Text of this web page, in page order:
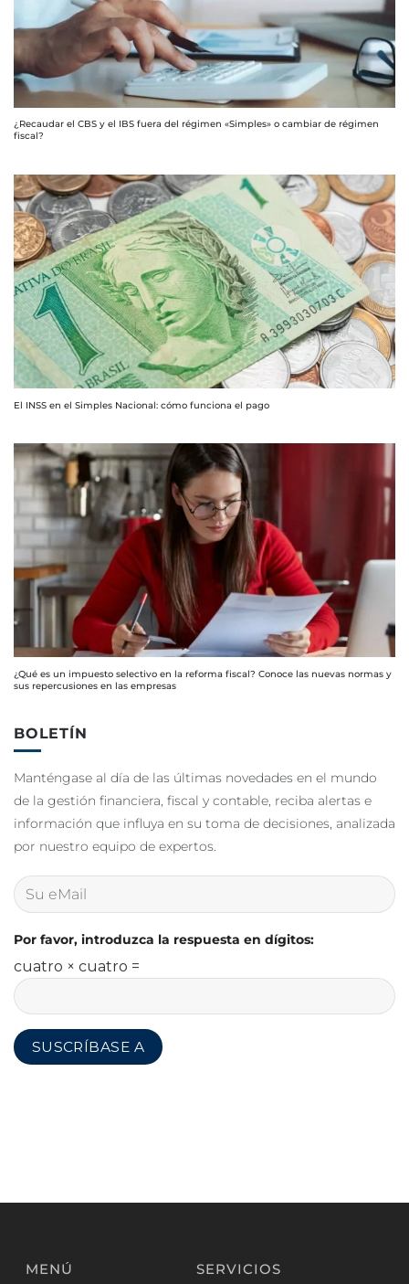
¿Recaudar el CBS y el IBS fuera del régimen «Simples» o cambiar de régimen
fiscal?
El INSS en el Simples Nacional: cómo funciona el pago
¿Qué es un impuesto selectivo en la reforma fiscal? Conoce las nuevas normas y
sus repercusiones en las empresas
BOLETÍN
Manténgase al día de las últimas novedades en el mundo
de la gestión financiera, fiscal y contable, reciba alertas e
información que influya en su toma de decisiones, analizada
por nuestro equipo de expertos.
Por favor, introduzca la respuesta en dígitos:
cuatro × cuatro =
MENÚ SERVICIOS